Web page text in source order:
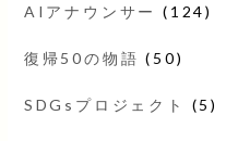
AIアナウンサー (124)
復帰50の物語 (50)
SDGsプロジェクト (5)